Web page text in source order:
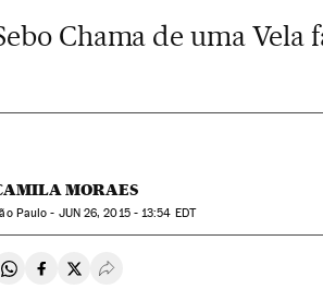
Chama de uma
MORAES
Paulo - JUN26, 2015 - 13:54 EDT
Compartir en Whatsapp
Compartir en Facebook
Compartir en Twitter
Desplegar Redes Sociales